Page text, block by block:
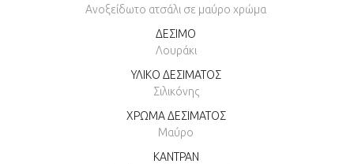
Ανοξείδωτο ατσάλι σε μαύρο χρώμα
ΔΕΣΙΜΟ
Λουράκι
ΥΛΙΚΟ ΔΕΣΙΜΑΤΟΣ
Σιλικόνης
ΧΡΩΜΑ ΔΕΣΙΜΑΤΟΣ
Μαύρο
ΚΑΝΤΡΑΝ